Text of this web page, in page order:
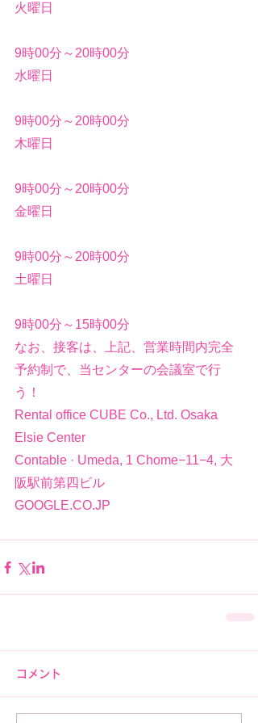
火曜日
9時00分～20時00分
水曜日
9時00分～20時00分
木曜日
9時00分～20時00分
金曜日
9時00分～20時00分
土曜日
9時00分～15時00分
なお、接客は、上記、営業時間内完全
予約制で、当センターの会議室で行
う！
Rental office CUBE Co., Ltd. Osaka
Elsie Center
Contable · Umeda, 1 Chome−11−4, 大
阪駅前第四ビル
GOOGLE.CO.JP
コメント